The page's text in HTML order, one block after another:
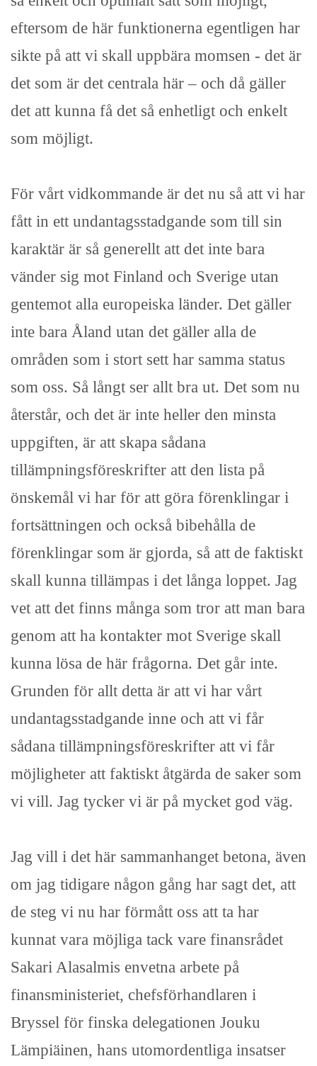
eftersom de här funktionerna egentligen har
sikte på att vi skall uppbära momsen - det är
det som är det centrala här – och då gäller
det att kunna få det så enhetligt och enkelt
som möjligt.
För vårt vidkommande är det nu så att vi har
fått in ett undantagsstadgande som till sin
karaktär är så generellt att det inte bara
vänder sig mot Finland och Sverige utan
gentemot alla europeiska länder. Det gäller
inte bara Åland utan det gäller alla de
områden som i stort sett har samma status
som oss. Så långt ser allt bra ut. Det som nu
återstår, och det är inte heller den minsta
uppgiften, är att skapa sådana
tillämpningsföreskrifter att den lista på
önskemål vi har för att göra förenklingar i
fortsättningen och också bibehålla de
förenklingar som är gjorda, så att de faktiskt
skall kunna tillämpas i det långa loppet. Jag
vet att det finns många som tror att man bara
genom att ha kontakter mot Sverige skall
kunna lösa de här frågorna. Det går inte.
Grunden för allt detta är att vi har vårt
undantagsstadgande inne och att vi får
sådana tillämpningsföreskrifter att vi får
möjligheter att faktiskt åtgärda de saker som
vi vill. Jag tycker vi är på mycket god väg.
Jag vill i det här sammanhanget betona, även
om jag tidigare någon gång har sagt det, att
de steg vi nu har förmått oss att ta har
kunnat vara möjliga tack vare finansrådet
Sakari Alasalmis envetna arbete på
finansministeriet, chefsförhandlaren i
Bryssel för finska delegationen Jouku
Lämpiäinen, hans utomordentliga insatser